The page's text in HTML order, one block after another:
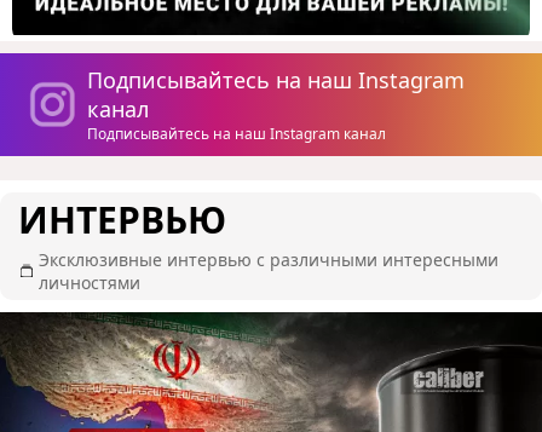
Подписывайтесь на наш Instagram
канал
Подписывайтесь на наш Instagram канал
ИНТЕРВЬЮ
Эксклюзивные интервью с различными интересными
личностями